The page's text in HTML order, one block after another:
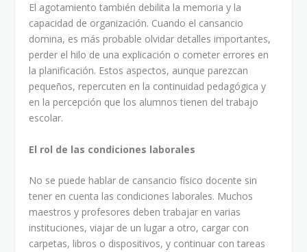
El agotamiento también debilita la memoria y la
capacidad de organización. Cuando el cansancio
domina, es más probable olvidar detalles importantes,
perder el hilo de una explicación o cometer errores en
la planificación. Estos aspectos, aunque parezcan
pequeños, repercuten en la continuidad pedagógica y
en la percepción que los alumnos tienen del trabajo
escolar.
El rol de las condiciones laborales
No se puede hablar de cansancio físico docente sin
tener en cuenta las condiciones laborales. Muchos
maestros y profesores deben trabajar en varias
instituciones, viajar de un lugar a otro, cargar con
carpetas, libros o dispositivos, y continuar con tareas